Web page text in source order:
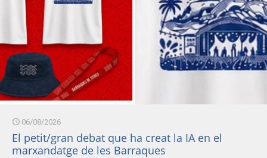
06/08/2026
El petit/gran debat que ha creat la IA en el
marxandatge de les Barraques